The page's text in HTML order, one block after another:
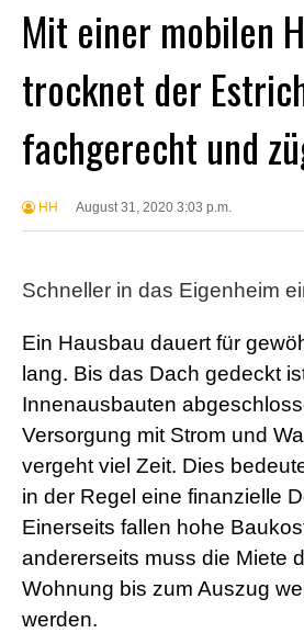
Mit einer mobilen
trocknet der
fachgerecht und
HH August 31, 2020 3:03 p.m.
Schneller in das Eigenheim
Ein Hausbau dauert für
lang. Bis das Dach gedeckt
Innenausbauten
Versorgung mit Strom und
vergeht viel Zeit. Dies
in der Regel eine finanzielle
Einerseits fallen hohe
andererseits muss die Miete
Wohnung bis zum Auszug
werden.